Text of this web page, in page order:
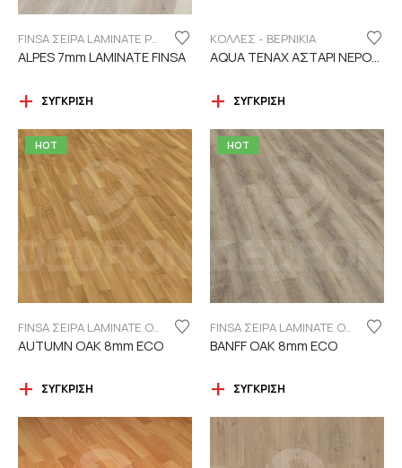
FINSA ΣΕΙΡΑ LAMINATE PUREFLOOR 7MM
ALPES 7mm LAMINATE FINSA
ΣΎΓΚΡΙΣΗ
ΚΟΛΛΕΣ - ΒΕΡΝΙΚΙΑ
AQUA TENAX ΑΣΤΑΡΙ ΝΕΡΟΥ 2 ΣΥΣΤΑΤΙΚΩΝ
ΣΎΓΚΡΙΣΗ
HOT
AUTUMN OAK 8mm ECO
ΣΎΓΚΡΙΣΗ
HOT
BANFF OAK 8mm ECO
ΣΎΓΚΡΙΣΗ